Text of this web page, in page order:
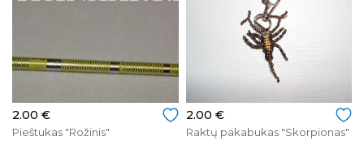
2.00 €
Pieštukas "Rožinis"
2.00 €
Raktų pakabukas "Skorpionas"